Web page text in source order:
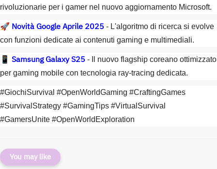
rivoluzionarie per i gamer nel nuovo aggiornamento Microsoft.
🚀 Novità Google Aprile 2025 - L'algoritmo di ricerca si evolve
con funzioni dedicate ai contenuti gaming e multimediali.
📱 Samsung Galaxy S25 - Il nuovo flagship coreano ottimizzato
per gaming mobile con tecnologia ray-tracing dedicata.
#GiochiSurvival #OpenWorldGaming #CraftingGames
#SurvivalStrategy #GamingTips #VirtualSurvival
#GamersUnite #OpenWorldExploration
You may like